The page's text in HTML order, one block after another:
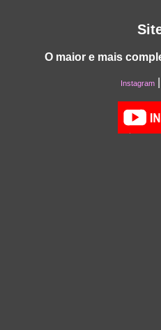
O maior e mais
Instagram